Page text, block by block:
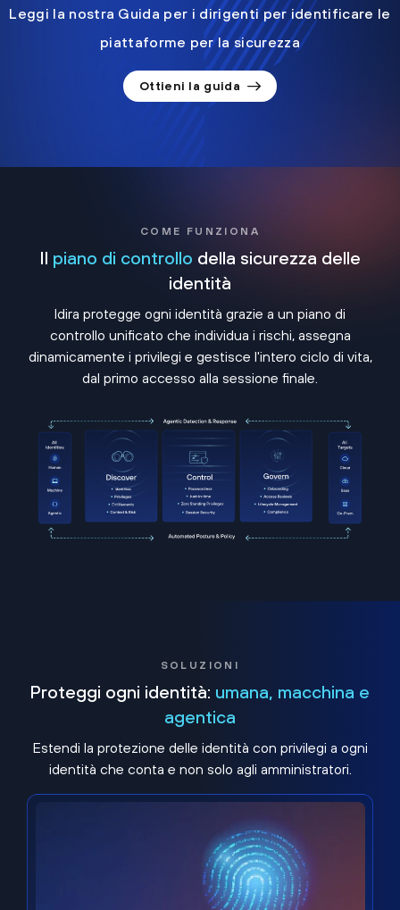
Leggi la nostra Guida per i dirigenti per identificare le
piattaforme per la sicurezza
Ottieni la guida
COME FUNZIONA
Il piano di controllo della sicurezza delle
identità
Idira protegge ogni identità grazie a un piano di
controllo unificato che individua i rischi, assegna
dinamicamente i privilegi e gestisce l'intero ciclo di vita,
dal primo accesso alla sessione finale.
SOLUZIONI
Proteggi ogni identità: umana, macchina e
agentica
Estendi la protezione delle identità con privilegi a ogni
identità che conta e non solo agli amministratori.